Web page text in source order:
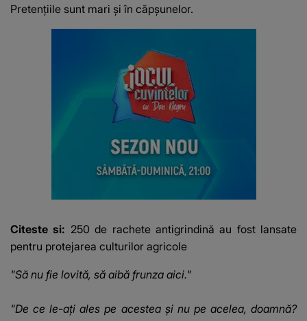
fanilor
Pretențiile sunt mari și în căpșunelor.
Citeste si: 250 de rachete antigrindină au fost lansate
pentru protejarea culturilor agricole
"Să nu fie lovită, să aibă frunza aici."
"De ce le-ați ales pe acestea și nu pe acelea, doamnă?